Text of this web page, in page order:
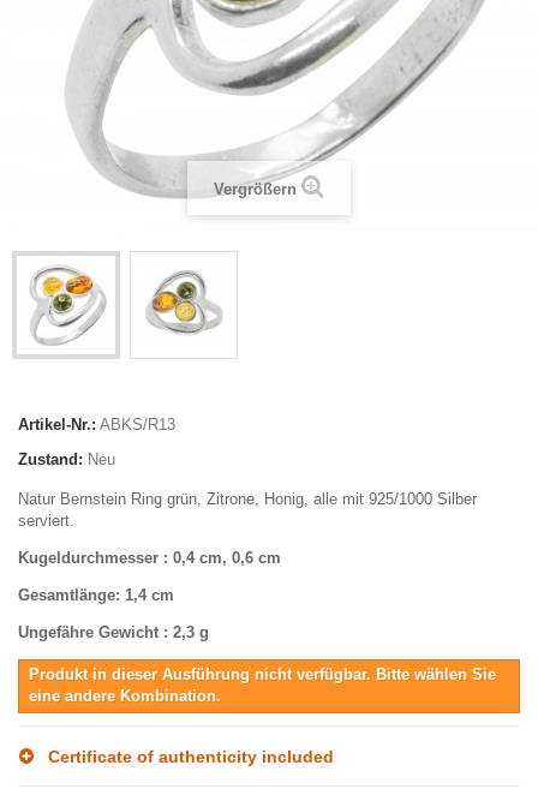
Vergrößern
Artikel-Nr.: ABKS/R13
Zustand: Neu
Natur Bernstein Ring grün, Zitrone, Honig, alle mit 925/1000 Silber
serviert.
Kugeldurchmesser : 0,4 cm, 0,6 cm
Gesamtlänge: 1,4 cm
Ungefähre Gewicht : 2,3 g
Produkt in dieser Ausführung nicht verfügbar. Bitte wählen Sie
eine andere Kombination.
Certificate of authenticity included